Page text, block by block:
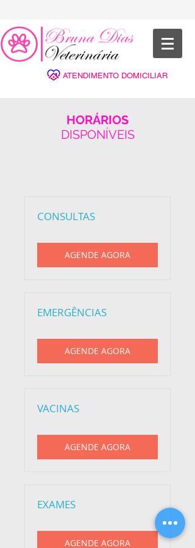
ATENDIMENTO DOMICILIAR
HORÁRIOS
DISPONÍVEIS
CONSULTAS
AGENDE AGORA
EMERGÊNCIAS
AGENDE AGORA
VACINAS
AGENDE AGORA
EXAMES
AGENDE AGORA